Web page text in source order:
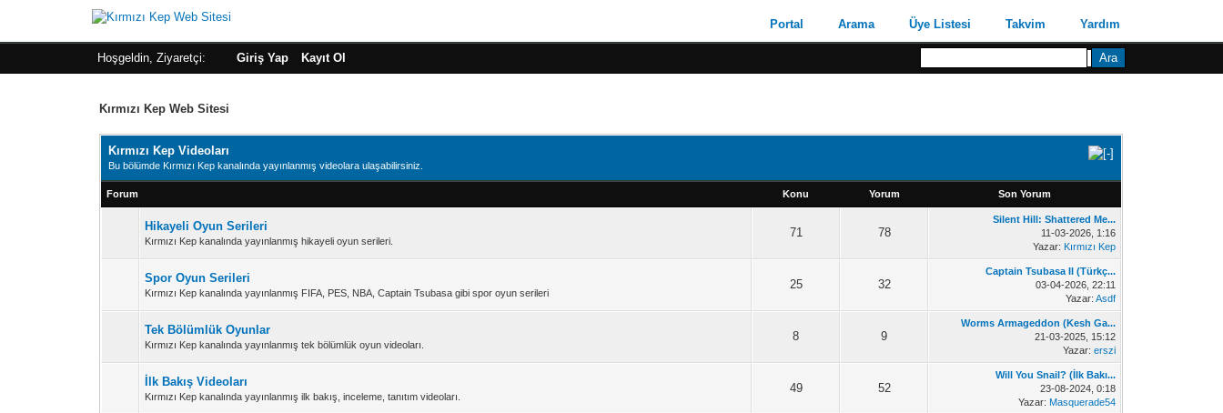
Portal Arama Üye Listesi Takvim Yardım
Hoşgeldin, Ziyaretçi: Giriş Yap Kayıt Ol
Kırmızı Kep Web Sitesi
Kırmızı Kep Videoları
Bu bölümde Kırmızı Kep kanalında yayınlanmış videolara ulaşabilirsiniz.
Forum Konu Yorum Son Yorum
Hikayeli Oyun Serileri
Kırmızı Kep kanalında yayınlanmış hikayeli oyun serileri.
71 78
Silent Hill: Shattered Me...
11-03-2026, 1:16
Yazar: Kırmızı Kep
Spor Oyun Serileri
Kırmızı Kep kanalında yayınlanmış FIFA, PES, NBA, Captain Tsubasa gibi spor oyun serileri
25 32
Captain Tsubasa II (Türkç...
03-04-2026, 22:11
Yazar:Asdf
Tek Bölümlük Oyunlar
Kırmızı Kep kanalında yayınlanmış tek bölümlük oyun videoları.
8 9
Worms Armageddon (Kesh Ga...
21-03-2025, 15:12
Yazar:erszi
İlk Bakış Videoları
Kırmızı Kep kanalında yayınlanmış ilk bakış, inceleme, tanıtım videoları.
49 52
Will You Snail? (İlk Bakı...
23-08-2024, 0:18
Yazar: Masquerade54